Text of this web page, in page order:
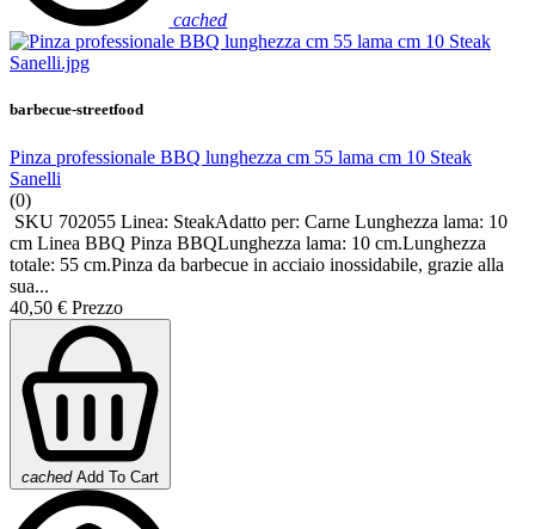
cached
barbecue-streetfood
Pinza professionale BBQ lunghezza cm 55 lama cm 10 Steak
Sanelli
(0)
SKU 702055 Linea: SteakAdatto per: Carne Lunghezza lama: 10
cm Linea BBQ Pinza BBQLunghezza lama: 10 cm.Lunghezza
totale: 55 cm.Pinza da barbecue in acciaio inossidabile, grazie alla
sua...
40,50 € Prezzo
cached Add To Cart